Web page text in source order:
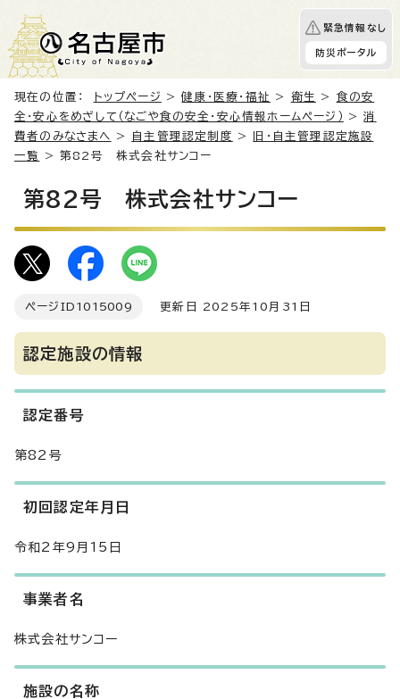
緊急情報なし
防災ポータル
現在の位置： トップページ >健康・医療・福祉 > 衛生 > 食の安
全・安心をめざして（なごや食の安全・安心情報ホームページ）
>消
費者のみなさまへ
> 自主管理認定制度 >
旧・自主管理認定施設
一覧
> 第82号 株式会社サンコー
第82号 株式会社サンコー
ページID 1015009 更新日 2025年10月31日
認定施設の情報
認定番号
第82号
初回認定年月日
令和2年9月15日
事業者名
株式会社サンコー
施設の名称